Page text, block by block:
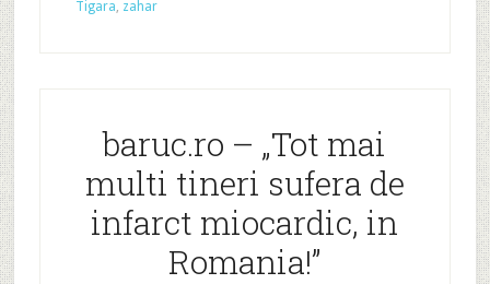
Tigara, zahar
baruc.ro – „Tot mai
multi tineri sufera de
infarct miocardic, in
Romania!”